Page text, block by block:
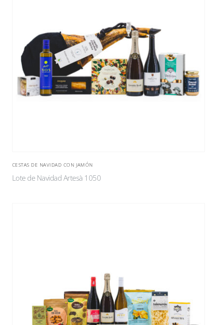
CESTAS DE NAVIDAD CON JAMÓN
Lote de Navidad Artesà 1050